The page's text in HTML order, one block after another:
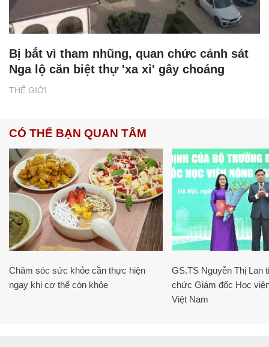
THẾ GIỚI
Bị bắt vì tham nhũng, quan chức cảnh sát
Nga lộ căn biệt thự 'xa xỉ' gây choáng
CÓ THỂ BẠN QUAN TÂM
Chăm sóc sức khỏe cần thực hiện
ngay khi cơ thể còn khỏe
GS.TS Nguyễn Thị Lan
chức Giám đốc Học
Việt Nam